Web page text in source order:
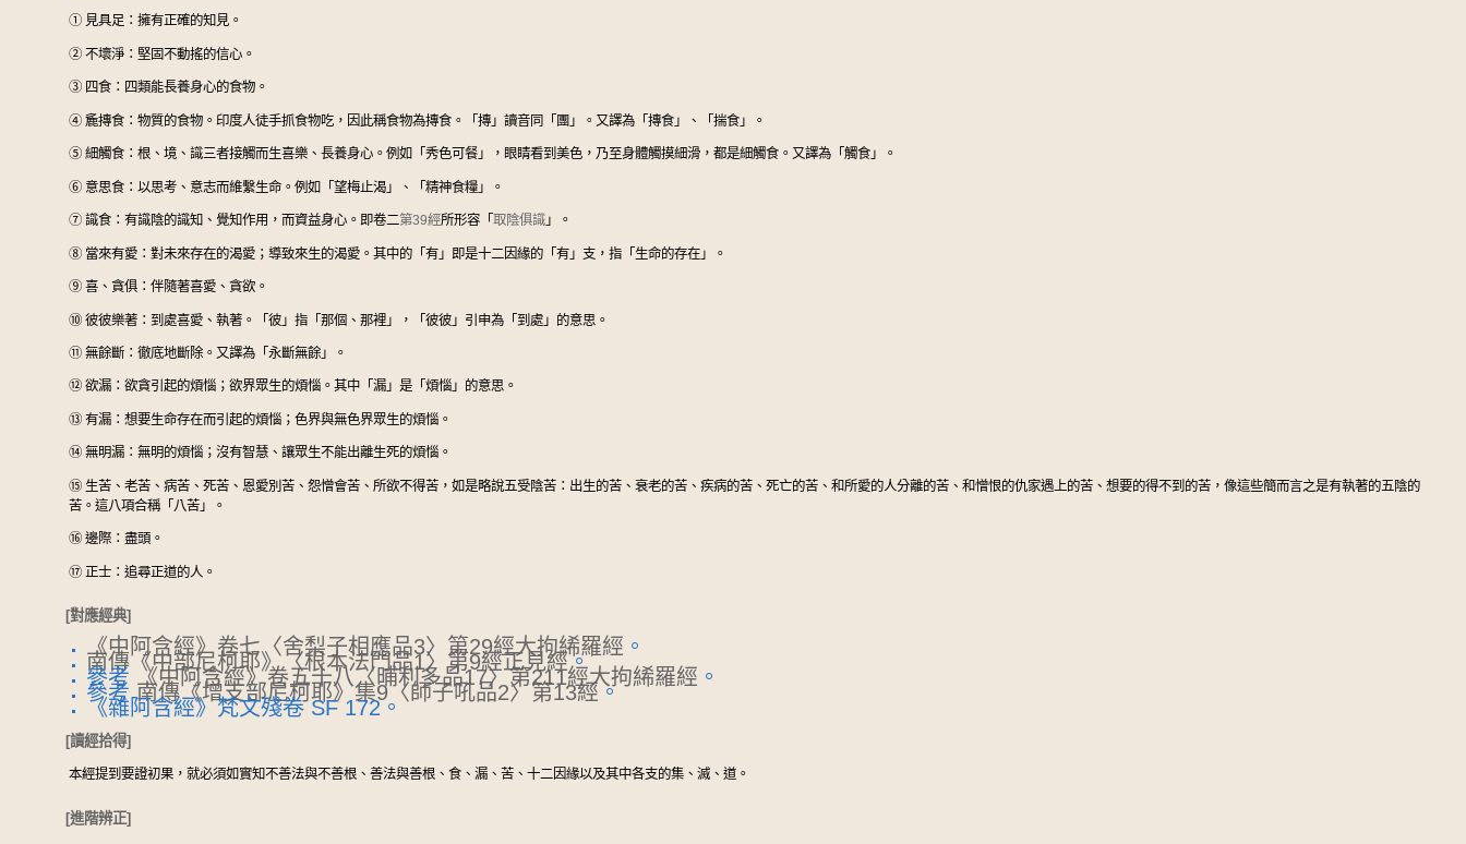
① 見具足：擁有正確的知見。
② 不壞淨：堅固不動搖的信心。
③ 四食：四類能長養身心的食物。
④ 麁摶食：物質的食物。印度人徒手抓食物吃，因此稱食物為摶食。「摶」讀音同「團」。又譯為「摶食」、「揣食」。
⑤ 細觸食：根、境、識三者接觸而生喜樂、長養身心。例如「秀色可餐」，眼睛看到美色，乃至身體觸摸細滑，都是細觸食。又譯為「觸食」。
⑥ 意思食：以思考、意志而維繫生命。例如「望梅止渴」、「精神食糧」。
⑦ 識食：有識陰的識知、覺知作用，而資益身心。即卷二第39經所形容「 取陰俱識」。
⑧ 當來有愛：對未來存在的渴愛；導致來生的渴愛。其中的「有」即是十二因緣的「有」支，指「生命的存在」。
⑨ 喜、貪俱：伴隨著喜愛、貪欲。
⑩ 彼彼樂著：到處喜愛、執著。「彼」指「那個、那裡」，「彼彼」引申為「到處」的意思。
⑪ 無餘斷：徹底地斷除。又譯為「永斷無餘」。
⑫ 欲漏：欲貪引起的煩惱；欲界眾生的煩惱。其中「漏」是「煩惱」的意思。
⑬ 有漏：想要生命存在而引起的煩惱；色界與無色界眾生的煩惱。
⑭ 無明漏：無明的煩惱；沒有智慧、讓眾生不能出離生死的煩惱。
⑮ 生苦、老苦、病苦、死苦、恩愛別苦、怨憎會苦、所欲不得苦，如是略說五受陰苦：出生的苦、衰老的苦、疾病的苦、死亡的苦、和所愛的人分離的苦、和憎恨的仇家遇上的苦、想要的得不到的苦，像這些簡而言之是有執著的五陰的
苦。這八項合稱「八苦」。
⑯ 邊際：盡頭。
⑰ 正士：追尋正道的人。
[對應經典]
《中阿含經》卷七〈舍梨子相應品3〉第29經大拘絺羅經 。
南傳《中部尼柯耶》〈根本法門品1〉第9經正見經。
參考 《中阿含經》卷五十八〈晡利多品17〉第211經大拘絺羅經 。
參考南傳《增支部尼柯耶》集9〈師子吼品2〉第13經 。
《雜阿含經》梵文殘卷 SF 172。
[讀經拾得]
本經提到要證初果，就必須如實知不善法與不善根、善法與善根、食、漏、苦、十二因緣以及其中各支的集、滅、道。
[進階辨正]